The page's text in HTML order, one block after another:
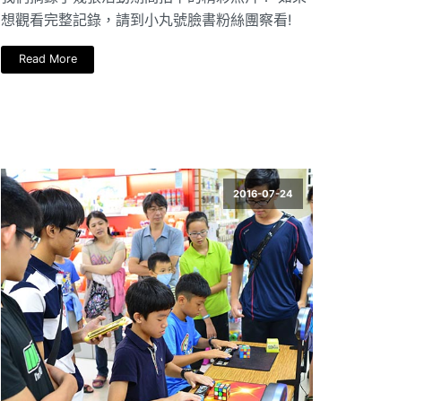
想觀看完整記錄，請到小丸號臉書粉絲團察看!
Read More
2016-07-24